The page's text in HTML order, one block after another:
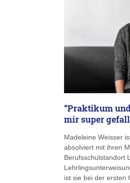
“Praktikum
mir super
Madeleine Weisser
absolviert mit ihren
Berufsschulstandort
ist sie bei der ersten